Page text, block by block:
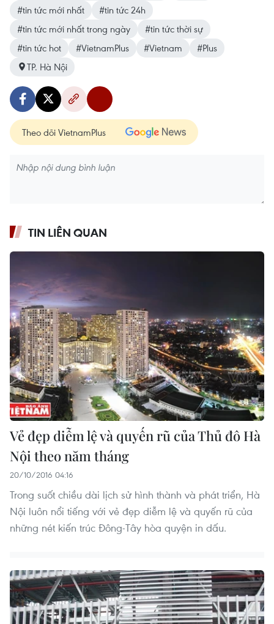
#tin tức mới nhất
#tin tức 24h
#tin tức mới nhất trong ngày
#tin tức thời sự
#tin tức hot
#VietnamPlus #Vietnam
#Plus
TP. Hà Nội
Theo dõi VietnamPlus
TIN LIÊN QUAN
Vẻ đẹp diễm lệ và quyến rũ của Thủ đô Hà
Nội theo năm tháng
20/10/2016 04:16
Trong suốt chiều dài lịch sử hình thành và phát triển, Hà
Nội luôn nổi tiếng với vẻ đẹp diễm lệ và quyến rũ của
những nét kiến trúc Đông-Tây hòa quyện in dấu.